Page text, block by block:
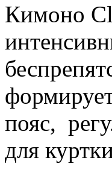
Кимоно
пояс,
для